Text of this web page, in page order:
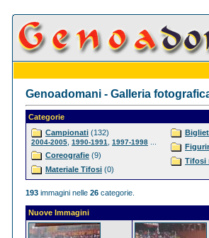
Genoadomani - Galleria
Categorie
Campionati (132)
2004-2005 1990-1991 1997-1998
Coreografie (9)
Materiale Tifosi (0)
Tifosi
193 immagini nelle 26 categorie.
Nuove Immagini